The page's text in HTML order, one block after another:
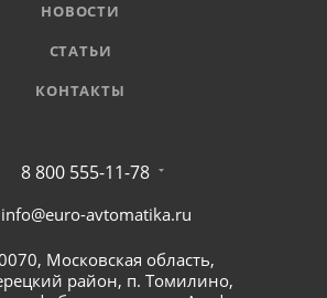
НОВОСТИ
СТАТЬИ
КОНТАКТЫ
8 800 555-11-78
info@euro-avtomatika.ru
Московская область,
район, п. Томилино,